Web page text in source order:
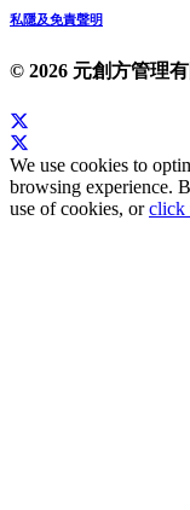
私隱及免責聲明
© 2026 元創方管理有
We use cookies to
browsing experience.
use of cookies, orclick